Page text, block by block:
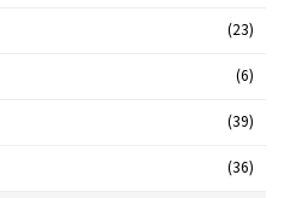
(23)
(6)
(39)
(36)